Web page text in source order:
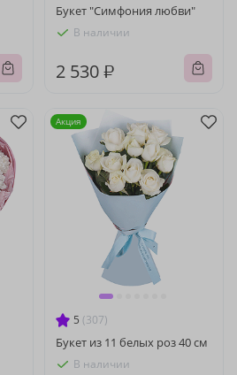
Букет "Симфония любви"
В наличии
2 530 ₽
5 (307)
Букет из 11 белых роз 40 см
В наличии
Акция